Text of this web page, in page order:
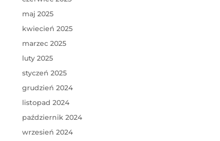
maj 2025
kwiecień 2025
marzec 2025
luty 2025
styczeń 2025
grudzień 2024
listopad 2024
październik 2024
wrzesień 2024